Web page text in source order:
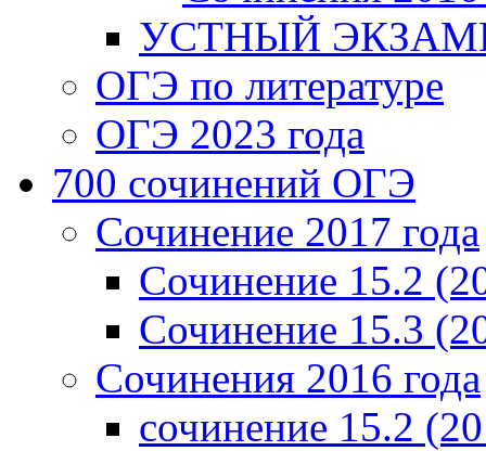
УСТНЫЙ
ОГЭ по литературе
ОГЭ 2023 года
700 cочинений ОГЭ
Сочинение 2017 года
Сочинение 15.2
Сочинение 15.3
Сочинения 2016 года
сочинение 15.2